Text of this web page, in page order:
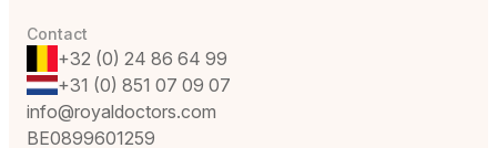
Contact
+32 (0) 24 86 64 99
+31 (0) 851 07 09 07
info@royaldoctors.com
BE0899601259